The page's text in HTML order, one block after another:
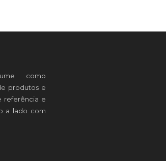
como
produtos e
referência e
a lado com